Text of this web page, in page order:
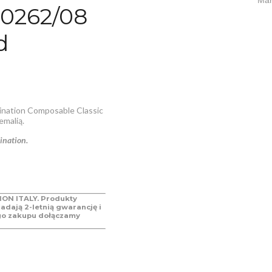
08
Composable Classic
ITALY. Produkty
2-letnią gwarancję i
zakupu dołączamy